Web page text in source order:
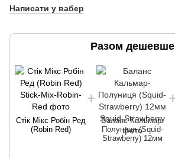
Написати у вабер
Разом дешевше
Стік Мікс Робін Ред
(Robin Red)
Баланс Кальмар-
Полуниця (Squid-
Strawberry) 12мм